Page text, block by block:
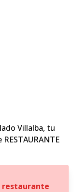
Villalba, tu
restaurante